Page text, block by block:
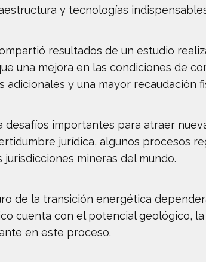
y tecnologías
resultados de un estudio
una mejora en las condiciones de
y una mayor recaudación
importantes para atraer
jurídica, algunos procesos
mineras del mundo.
de la transición energética
cuenta con el potencial geológico,
en este proceso.